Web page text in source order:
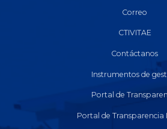
Correo
CTIVITAE
Contáctanos
Instrumentos de
Portal de
Portal de Transparencia